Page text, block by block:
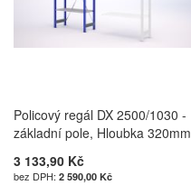
Policový regál DX 2500/1030 -
základní pole, Hloubka 320mm
3 133,90 Kč
2 590,00 Kč